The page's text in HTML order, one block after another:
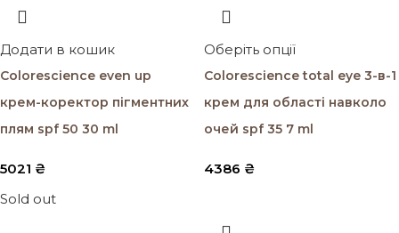
Додати в кошик
Colorescience even up
крем-коректор пігментних
плям spf 50 30 ml
5021 ₴
Оберіть опції
Colorescience total eye 3-в-1
крем для області навколо
очей spf 35 7 ml
4386 ₴
Sold out